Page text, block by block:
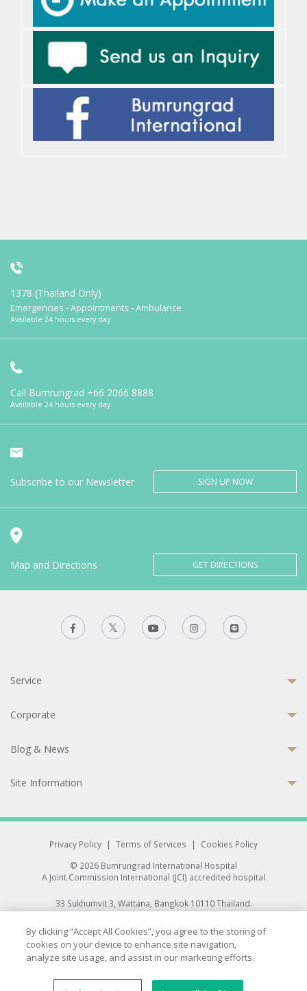
1378 (Thailand Only)
Emergencies - Appointments - Ambulance
Available 24 hours every day
Call Bumrungrad +66 2066 8888
Available 24 hours every day
Subscribe to our Newsletter SIGN UP NOW
Map and Directions GET DIRECTIONS
Service
Corporate
Blog & News
Site Information
Privacy Policy | Terms of Services |
Cookies Policy
© 2026 Bumrungrad International Hospital
A Joint Commission International (JCI) accredited hospital
33 Sukhumvit 3, Wattana, Bangkok 10110 Thailand.
All rights reserved.
By clicking “Accept All Cookies”, you agree to the storing of
cookies on your device to enhance site navigation,
analyze site usage, and assist in our marketing efforts.